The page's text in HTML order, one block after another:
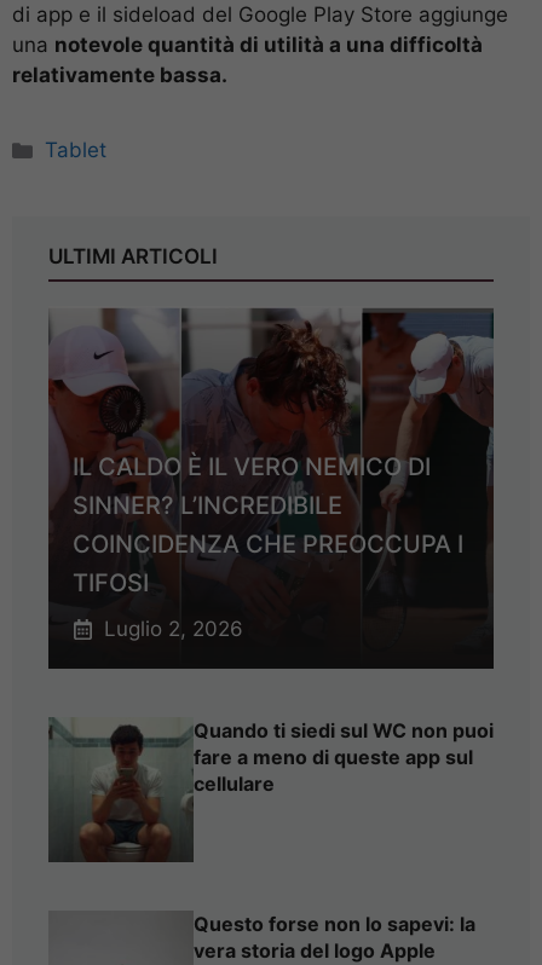
di app e il sideload del Google Play Store aggiunge
una notevole quantità di utilità a una difficoltà
relativamente bassa.
Categorie
Tablet
ULTIMI ARTICOLI
IL CALDO È IL VERO NEMICO DI
SINNER? L’INCREDIBILE
COINCIDENZA CHE PREOCCUPA I
TIFOSI
Luglio 2, 2026
Quando ti siedi sul WC non puoi
fare a meno di queste app sul
cellulare
Questo forse non lo sapevi: la
vera storia del logo Apple